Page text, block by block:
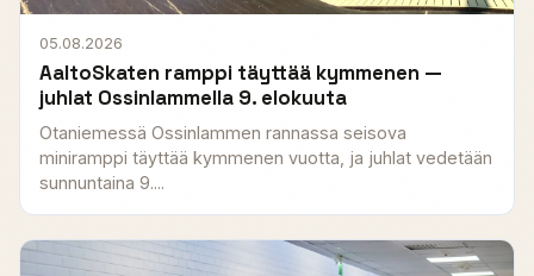
05.08.2026
AaltoSkaten ramppi täyttää kymmenen —
juhlat Ossinlammella 9. elokuuta
Otaniemessä Ossinlammen rannassa seisova
miniramppi täyttää kymmenen vuotta, ja juhlat vedetään
sunnuntaina 9....